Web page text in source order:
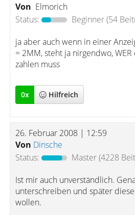
Von Elmorich
Status:
Beginner(54
ja aber auch wenn in einer
= 2MM, steht ja nirgendwo,
zahlen muss
0x Hilfreich
26. Februar 2008 | 12:59
Von Dinsche
Status:
Master(4228
Ist mir auch unverständlich.
unterschreiben und später
wollen.